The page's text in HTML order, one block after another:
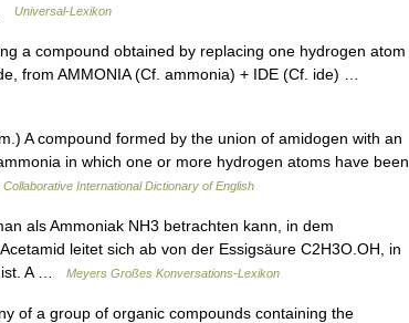
Universal-Lexikon
a compound obtained by replacing one hydrogen atom
from AMMONIA (Cf. ammonia) + IDE (Cf. ide) …
A compound formed by the union of amidogen with an
in which one or more hydrogen atoms have been
Collaborative International Dictionary of English
als Ammoniak NH3 betrachten kann, in dem
leitet sich ab von der Essigsäure C2H3O.OH, in
ist. A …
Meyers Großes Konversations-Lexikon
of a group of organic compounds containing the